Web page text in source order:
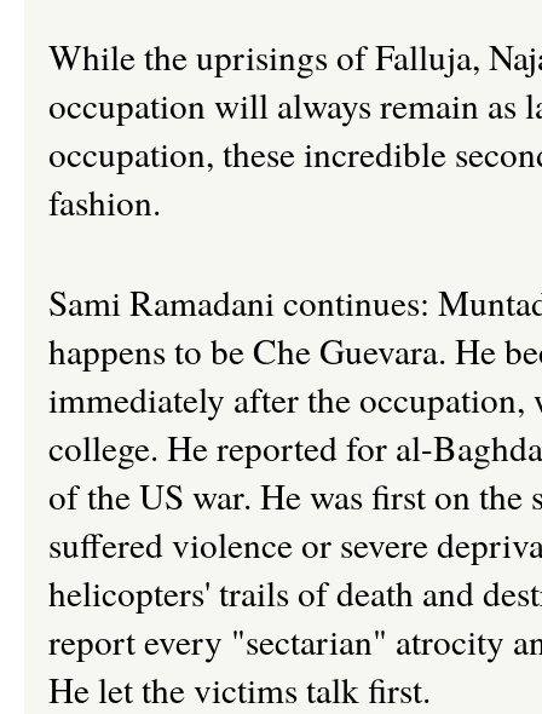
While the uprisings of Falluja,
occupation will always remain as
occupation, these incredible
fashion.
Sami Ramadani continues:
happens to be Che Guevara. He
immediately after the
college. He reported for al-
of the US war. He was first on the
suffered violence or severe
helicopters' trails of death and
report every "sectarian" atrocity
He let the victims talk first.